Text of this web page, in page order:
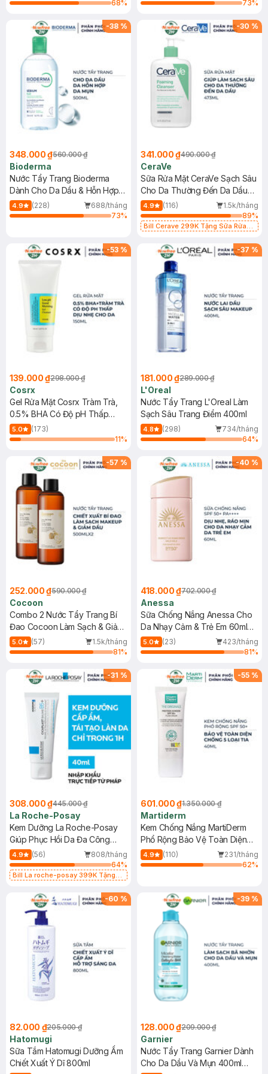
68% 73%
-38 %
348.000 ₫560.000 ₫
Bioderma
Nước Tẩy Trang Bioderma
Dành Cho Da Dầu & Hỗn Hợp
500ml
4.9 (228)
688/tháng
73%
-30 %
341.000 ₫490.000 ₫
CeraVe
Sữa Rửa Mặt CeraVe Sạch Sâu
Cho Da Thường Đến Da Dầu
473ml
4.9 (116)
1.5k/tháng
89%
Bill Cerave 299K Tặng Sữa Rửa
-53 %
139.000 ₫298.000 ₫
Cosrx
Gel Rửa Mặt Cosrx Tràm Trà,
0.5% BHA Có Độ pH Thấp
150ml
5.0
(173)
11%
-37 %
181.000 ₫289.000 ₫
L'Oreal
Nước Tẩy Trang L'Oreal Làm
Sạch Sâu Trang Điểm 400ml
4.8 (298)
734/tháng
64%
-57 %
252.000 ₫590.000 ₫
Cocoon
Combo 2 Nước Tẩy Trang Bí
Đao Cocoon Làm Sạch & Giảm
Dầu 500ml
5.0 (57)
1.5k/tháng
81%
-40 %
418.000 ₫702.000 ₫
Anessa
Sữa Chống Nắng Anessa Cho
Da Nhạy Cảm & Trẻ Em 60ml
(Mới)
5.0 (23)
423/tháng
81%
-31 %
308.000 ₫445.000 ₫
La Roche-Posay
Kem Dưỡng La Roche-Posay
Giúp Phục Hồi Da Đa Công
Dụng 40ml
4.9 (56)
808/tháng
64%
Bill La roche-posay 399K Tặng
(SL có hạn)
-55 %
601.000 ₫1.350.000 ₫
Martiderm
Kem Chống Nắng MartiDerm
Phổ Rộng Bảo Vệ Toàn Diện
40ml
4.9 (110)
231/tháng
62%
-60 %
82.000 ₫205.000 ₫
Hatomugi
Sữa Tắm Hatomugi Dưỡng Ẩm
Chiết Xuất Ý Dĩ 800ml
-39 %
128.000 ₫209.000 ₫
Garnier
Nước Tẩy Trang Garnier Dành
Cho Da Dầu Và Mụn 400ml